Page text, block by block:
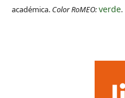
académica. Color RoMEO:verde.